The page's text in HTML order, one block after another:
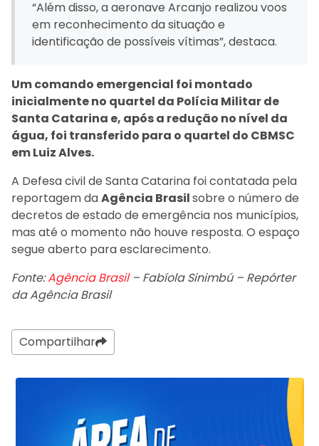
“Além disso, a aeronave Arcanjo realizou voos
em reconhecimento da situação e
identificação de possíveis vítimas”, destaca.
Um comando emergencial foi montado
inicialmente no quartel da Polícia Militar de
Santa Catarina e, após a redução no nível da
água, foi transferido para o quartel do CBMSC
em Luiz Alves.
A Defesa civil de Santa Catarina foi contatada pela
reportagem daAgência Brasilsobre o número de
decretos de estado de emergência nos municípios,
mas até o momento não houve resposta. O espaço
segue aberto para esclarecimento.
Fonte:Agência Brasil– Fabíola Sinimbú – Repórter
da Agência Brasil
Compartilhar